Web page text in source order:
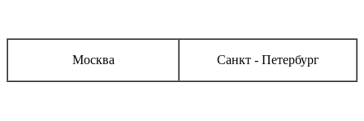
Москва Санкт - Петербург